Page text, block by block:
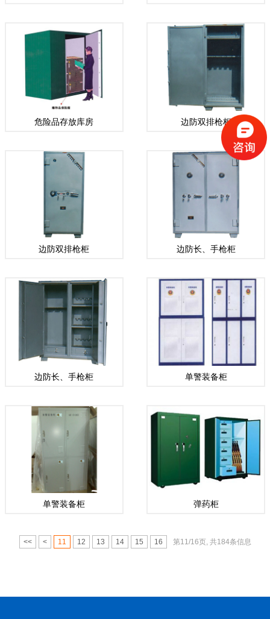
危险品存放库房 边防双排枪柜
边防双排枪柜 边防长、手枪柜
边防长、手枪柜 单警装备柜
单警装备柜 弹药柜
<< < 11 12 13 14 15 16 第11/16页, 共184条信息